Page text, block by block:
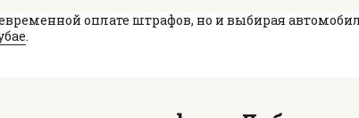
оплате штрафов, но и выбирая
.